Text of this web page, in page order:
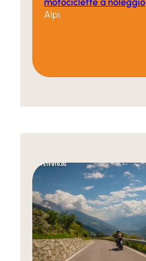
motociclette a noleggio
Alpi.